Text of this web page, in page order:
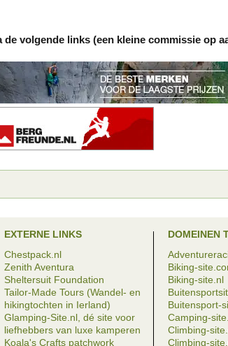
volgende links (een kleine commissie op
EXTERNE LINKS
Chestpack.nl
Zenith Aventura
Sheltersuit Foundation
Tailor-Made Tours (Wandel- en
hikingtochten in Ierland)
Glamping-Site.nl, dé site voor
liefhebbers van luxe kamperen
Koala's Crafts patchwork
DOMEINEN
Biking-
Biking-site.nl
Buitensport-
Camping-
Climbing-
Climbing-